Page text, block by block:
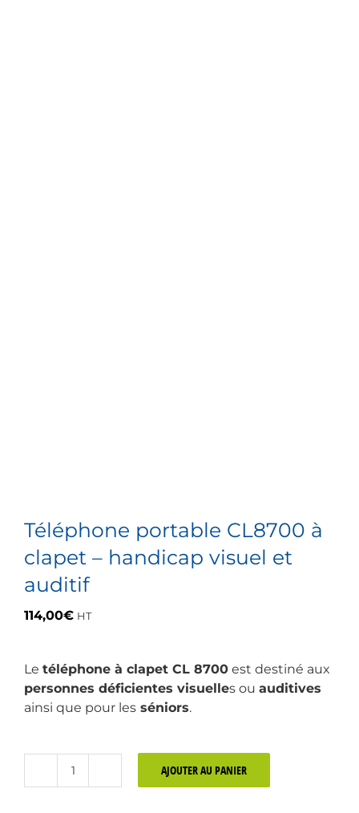
Téléphone portable CL8700 à
clapet – handicap visuel et
auditif
114,00€ HT
Le téléphone à clapet CL 8700 est destiné aux
personnes déficientes visuelles ou auditives
ainsi que pour les séniors.
quantité
AJOUTER AU PANIER